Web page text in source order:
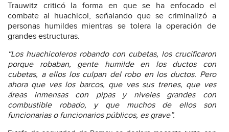
Trauwitz criticó la forma en que se ha enfocado el
combate al huachicol, señalando que se criminalizó a
personas humildes mientras se tolera la operación de
grandes estructuras.
“Los huachicoleros robando con cubetas, los crucificaron
porque robaban, gente humilde en los ductos con
cubetas, a ellos los culpan del robo en los ductos. Pero
ahora que ves los barcos, que ves sus trenes, que ves
áreas inmensas con pipas y niveles grandes con
combustible robado, y que muchos de ellos son
funcionarias o funcionarios públicos, es grave”.